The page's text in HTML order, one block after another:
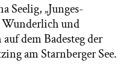
Seelig, „Junges-
und
dem Badesteg der
am Starnberger See.